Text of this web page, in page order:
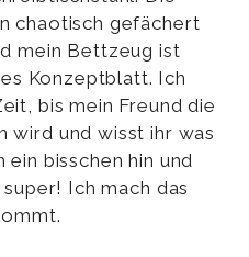
chaotisch gefächert
mein Bettzeug ist
Konzeptblatt. Ich
bis mein Freund die
wird und wisst ihr was
bisschen hin und
Ich mach das